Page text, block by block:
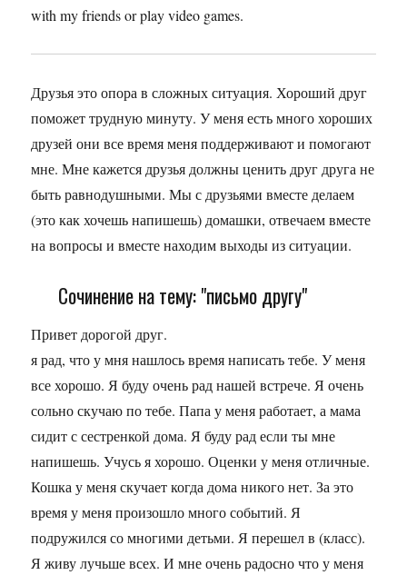
with my friends or play video games.
Друзья это опора в сложных ситуация. Хороший друг
поможет трудную минуту. У меня есть много хороших
друзей они все время меня поддерживают и помогают
мне. Мне кажется друзья должны ценить друг друга не
быть равнодушными. Мы с друзьями вместе делаем
(это как хочешь напишешь) домашки, отвечаем вместе
на вопросы и вместе находим выходы из ситуации.
Сочинение на тему: "письмо другу"
Привет дорогой друг.
я рад, что у мня нашлось время написать тебе. У меня
все хорошо. Я буду очень рад нашей встрече. Я очень
сольно скучаю по тебе. Папа у меня работает, а мама
сидит с сестренкой дома. Я буду рад если ты мне
напишешь. Учусь я хорошо. Оценки у меня отличные.
Кошка у меня скучает когда дома никого нет. За это
время у меня произошло много событий. Я
подружился со многими детьми. Я перешел в (класс).
Я живу лучьше всех. И мне очень радосно что у меня